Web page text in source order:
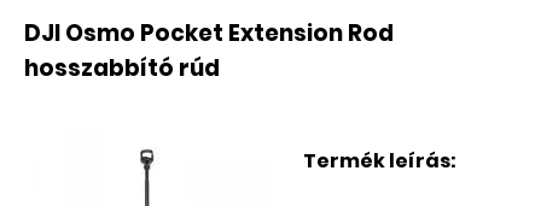
DJI Osmo Pocket Extension Rod
hosszabbító rúd
Termék leírás: